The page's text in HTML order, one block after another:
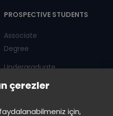
çerezler
için,
PROSPECTIVE STUDENTS
Associate
Degree
Undergraduate
Graduate Programs